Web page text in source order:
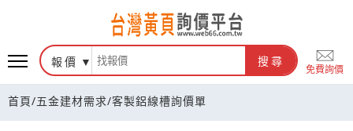
報價 搜尋
免費詢價
首頁/五金建材需求/客製鋁線槽詢價單